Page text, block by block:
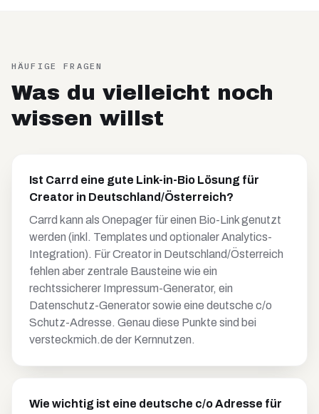
HÄUFIGE FRAGEN
Was du vielleicht noch
wissen willst
Ist Carrd eine gute Link-in-Bio Lösung für
Creator in Deutschland/Österreich?
Carrd kann als Onepager für einen Bio-Link genutzt
werden (inkl. Templates und optionaler Analytics-
Integration). Für Creator in Deutschland/Österreich
fehlen aber zentrale Bausteine wie ein
rechtssicherer Impressum-Generator, ein
Datenschutz-Generator sowie eine deutsche c/o
Schutz-Adresse. Genau diese Punkte sind bei
versteckmich.de der Kernnutzen.
Wie wichtig ist eine deutsche c/o Adresse für